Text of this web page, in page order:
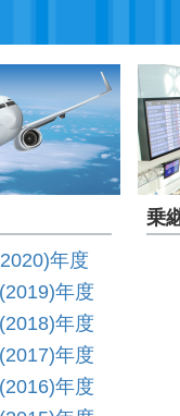
年度
年度
年度
年度
年度
乗